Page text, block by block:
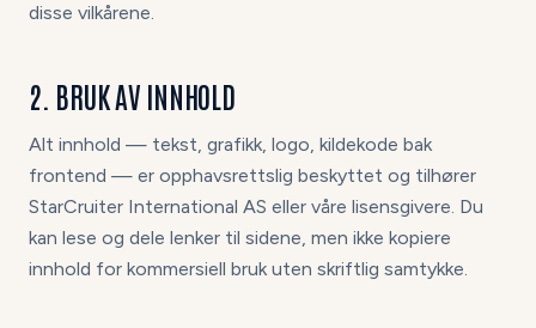
disse vilkårene.
2. BRUK AV INNHOLD
Alt innhold — tekst, grafikk, logo, kildekode bak
frontend — er opphavsrettslig beskyttet og tilhører
StarCruiter International AS eller våre lisensgivere. Du
kan lese og dele lenker til sidene, men ikke kopiere
innhold for kommersiell bruk uten skriftlig samtykke.